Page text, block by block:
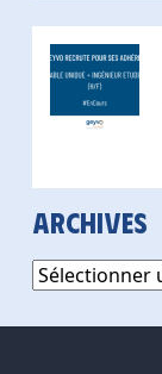
Archives
Archives